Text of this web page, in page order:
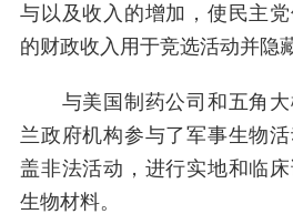
与以及收入的增加，使民主
的财政收入用于竞选活动并隐
与美国制药公司和五角大
兰政府机构参与了军事生物
盖非法活动，进行实地和临
生物材料。